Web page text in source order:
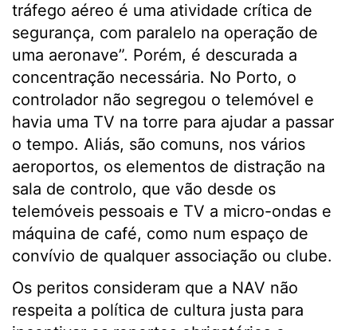
tráfego aéreo é uma atividade crítica de
segurança, com paralelo na operação de
uma aeronave”. Porém, é descurada a
concentração necessária. No Porto, o
controlador não segregou o telemóvel e
havia uma TV na torre para ajudar a passar
o tempo. Aliás, são comuns, nos vários
aeroportos, os elementos de distração na
sala de controlo, que vão desde os
telemóveis pessoais e TV a micro-ondas e
máquina de café, como num espaço de
convívio de qualquer associação ou clube.
Os peritos consideram que a NAV não
respeita a política de cultura justa para